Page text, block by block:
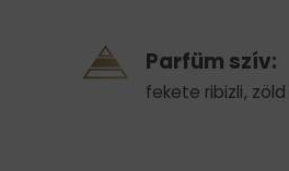
Parfüm szív:
fekete ribizli,